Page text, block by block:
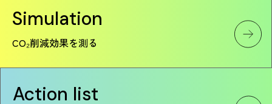
Simulation
CO₂削減効果を測る
Action list